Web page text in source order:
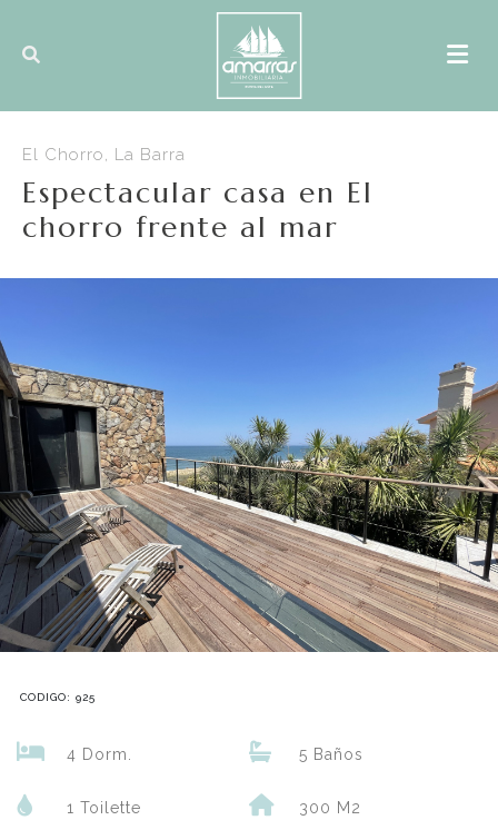
El Chorro, La Barra
Espectacular casa en El
chorro frente al mar
CODIGO: 925
4 Dorm. 5 Baños
1 Toilette 300 M2